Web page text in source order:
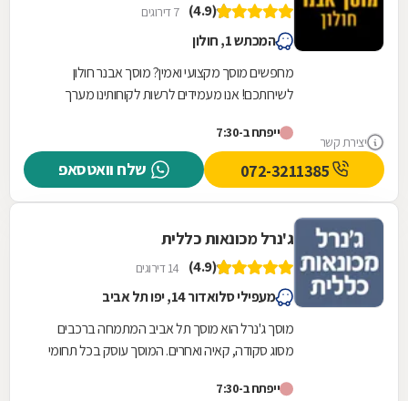
יצירת קשר
(4.9) 7 דירוגים
המכתש 1, חולון
מחפשים מוסך מקצועי ואמין? מוסך אבנר חולון
לשירותכם! אנו מעמידים לרשות לקוחותינו מערך
שנות...ייפתח ב-7:30
שלח וואטסאפ
ג'נרל מכונאות כללית
(4.9) 14 דירוגים
מעפילי סלואדור 14, יפו תל אביב
מוסך ג'נרל הוא מוסך תל אביב המתמחה ברכבים
מסוג סקודה, קאיה ואחרים. המוסך עוסק בכל תחומי
ייפתח ב-7:30